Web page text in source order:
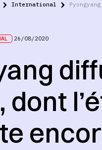
International
26/08/2020
dont